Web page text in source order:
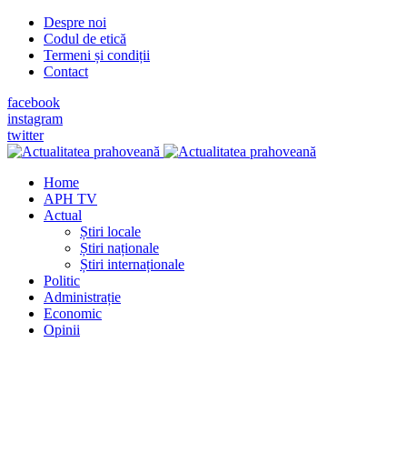
Despre noi
Codul de etică
Termeni și condiții
Contact
facebook
instagram
twitter
Home
APH TV
Actual
Știri locale
Știri naționale
Știri internaționale
Politic
Administrație
Economic
Opinii